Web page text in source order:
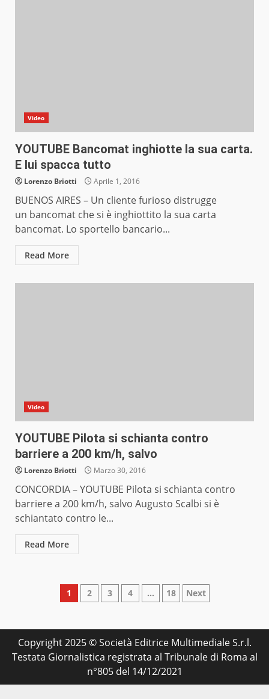
Video
YOUTUBE Bancomat inghiotte la sua carta.
E lui spacca tutto
Lorenzo Briotti Aprile 1, 2016
BUENOS AIRES – Un cliente furioso distrugge
un bancomat che si è inghiottito la sua carta
bancomat. Lo sportello bancario...
Read More
Video
YOUTUBE Pilota si schianta contro
barriere a 200 km/h, salvo
Lorenzo Briotti Marzo 30, 2016
CONCORDIA – YOUTUBE Pilota si schianta contro
barriere a 200 km/h, salvo Augusto Scalbi si è
schiantato contro le...
Read More
Paginazione
articoli
1 2 3 4 … 18 Next
Copyright 2025 © Società Editrice Multimediale S.r.l.
Testata Giornalistica registrata al Tribunale di Roma al
n°805 del 14/12/2021